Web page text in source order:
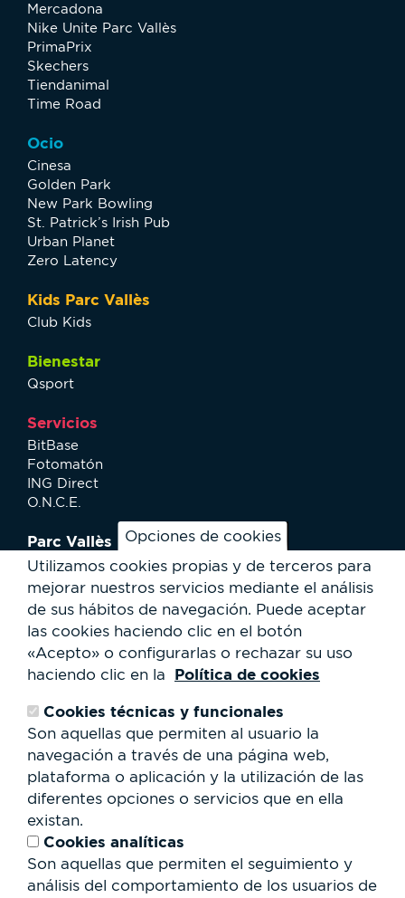
Opciones de cookies
Utilizamos cookies propias y de terceros para
mejorar nuestros servicios mediante el análisis
de sus hábitos de navegación. Puede aceptar
las cookies haciendo clic en el botón
«Acepto» o configurarlas o rechazar su uso
haciendo clic en la
Política de cookies
Cookies técnicas y funcionales
Son aquellas que permiten al usuario la
navegación a través de una página web,
plataforma o aplicación y la utilización de las
diferentes opciones o servicios que en ella
existan.
Cookies analíticas
Son aquellas que permiten el seguimiento y
análisis del comportamiento de los usuarios de
Mercadona
Nike Unite Parc Vallès
PrimaPrix
Skechers
Tiendanimal
Time Road
Ocio
Cinesa
Golden Park
New Park Bowling
St. Patrick’s Irish Pub
Urban Planet
Zero Latency
Kids Parc Vallès
Club Kids
Bienestar
Qsport
Servicios
BitBase
Fotomatón
ING Direct
O.N.C.E.
Parc Vallès
¿Cómo llegar?
Mapa
Actividades
Servicios al usuario
Club Staff
¿Quiénes somos?
Trabaja con nosotros
Cesión de espacios
RSC
Formulario
de
búsqueda
Buscar